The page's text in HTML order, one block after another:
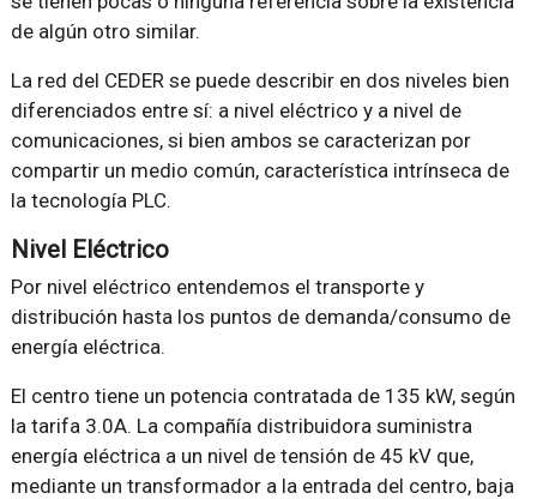
de algún otro similar.
La red del CEDER se puede describir en dos niveles bien
diferenciados entre sí: a nivel eléctrico y a nivel de
comunicaciones, si bien ambos se caracterizan por
compartir un medio común, característica intrínseca de
la tecnología PLC.
Nivel Eléctrico
Por nivel eléctrico entendemos el transporte y
distribución hasta los puntos de demanda/consumo de
energía eléctrica.
El centro tiene un potencia contratada de 135 kW, según
la tarifa 3.0A. La compañía distribuidora suministra
energía eléctrica a un nivel de tensión de 45 kV que,
mediante un transformador a la entrada del centro, baja